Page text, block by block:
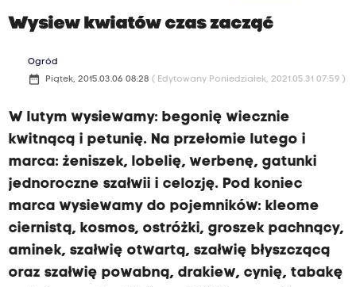
Wysiew kwiatów czas zacząć
Ogród
date_range Piątek, 2015.03.06 08:28 ( Edytowany Poniedziałek, 2021.05.31 07:59 )
W lutym wysiewamy: begonię wiecznie
kwitnącą i petunię. Na przełomie lutego i
marca: żeniszek, lobelię, werbenę, gatunki
jednoroczne szałwii i celozję. Pod koniec
marca wysiewamy do pojemników: kleome
ciernistą, kosmos, ostróżki, groszek pachnący,
aminek, szałwię otwartą, szałwię błyszczącą
oraz szałwię powabną, drakiew, cynię, tabakę